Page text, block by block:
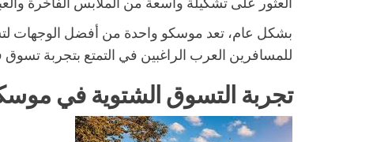
بشكل عام، تعد موسكو واحدة من أفضل الوجهات
للمسافرين العرب الراغبين في التمتع بتجربة
تجربة التسوق الشتوية في